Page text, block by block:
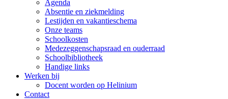
Agenda
Absentie en ziekmelding
Lestijden en vakantieschema
Onze teams
Schoolkosten
Medezeggenschapsraad en ouderraad
Schoolbibliotheek
Handige links
Werken bij
Docent worden op Helinium
Contact